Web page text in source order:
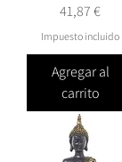
Precio
41,87 €
Impuesto incluido
Agregar al
carrito